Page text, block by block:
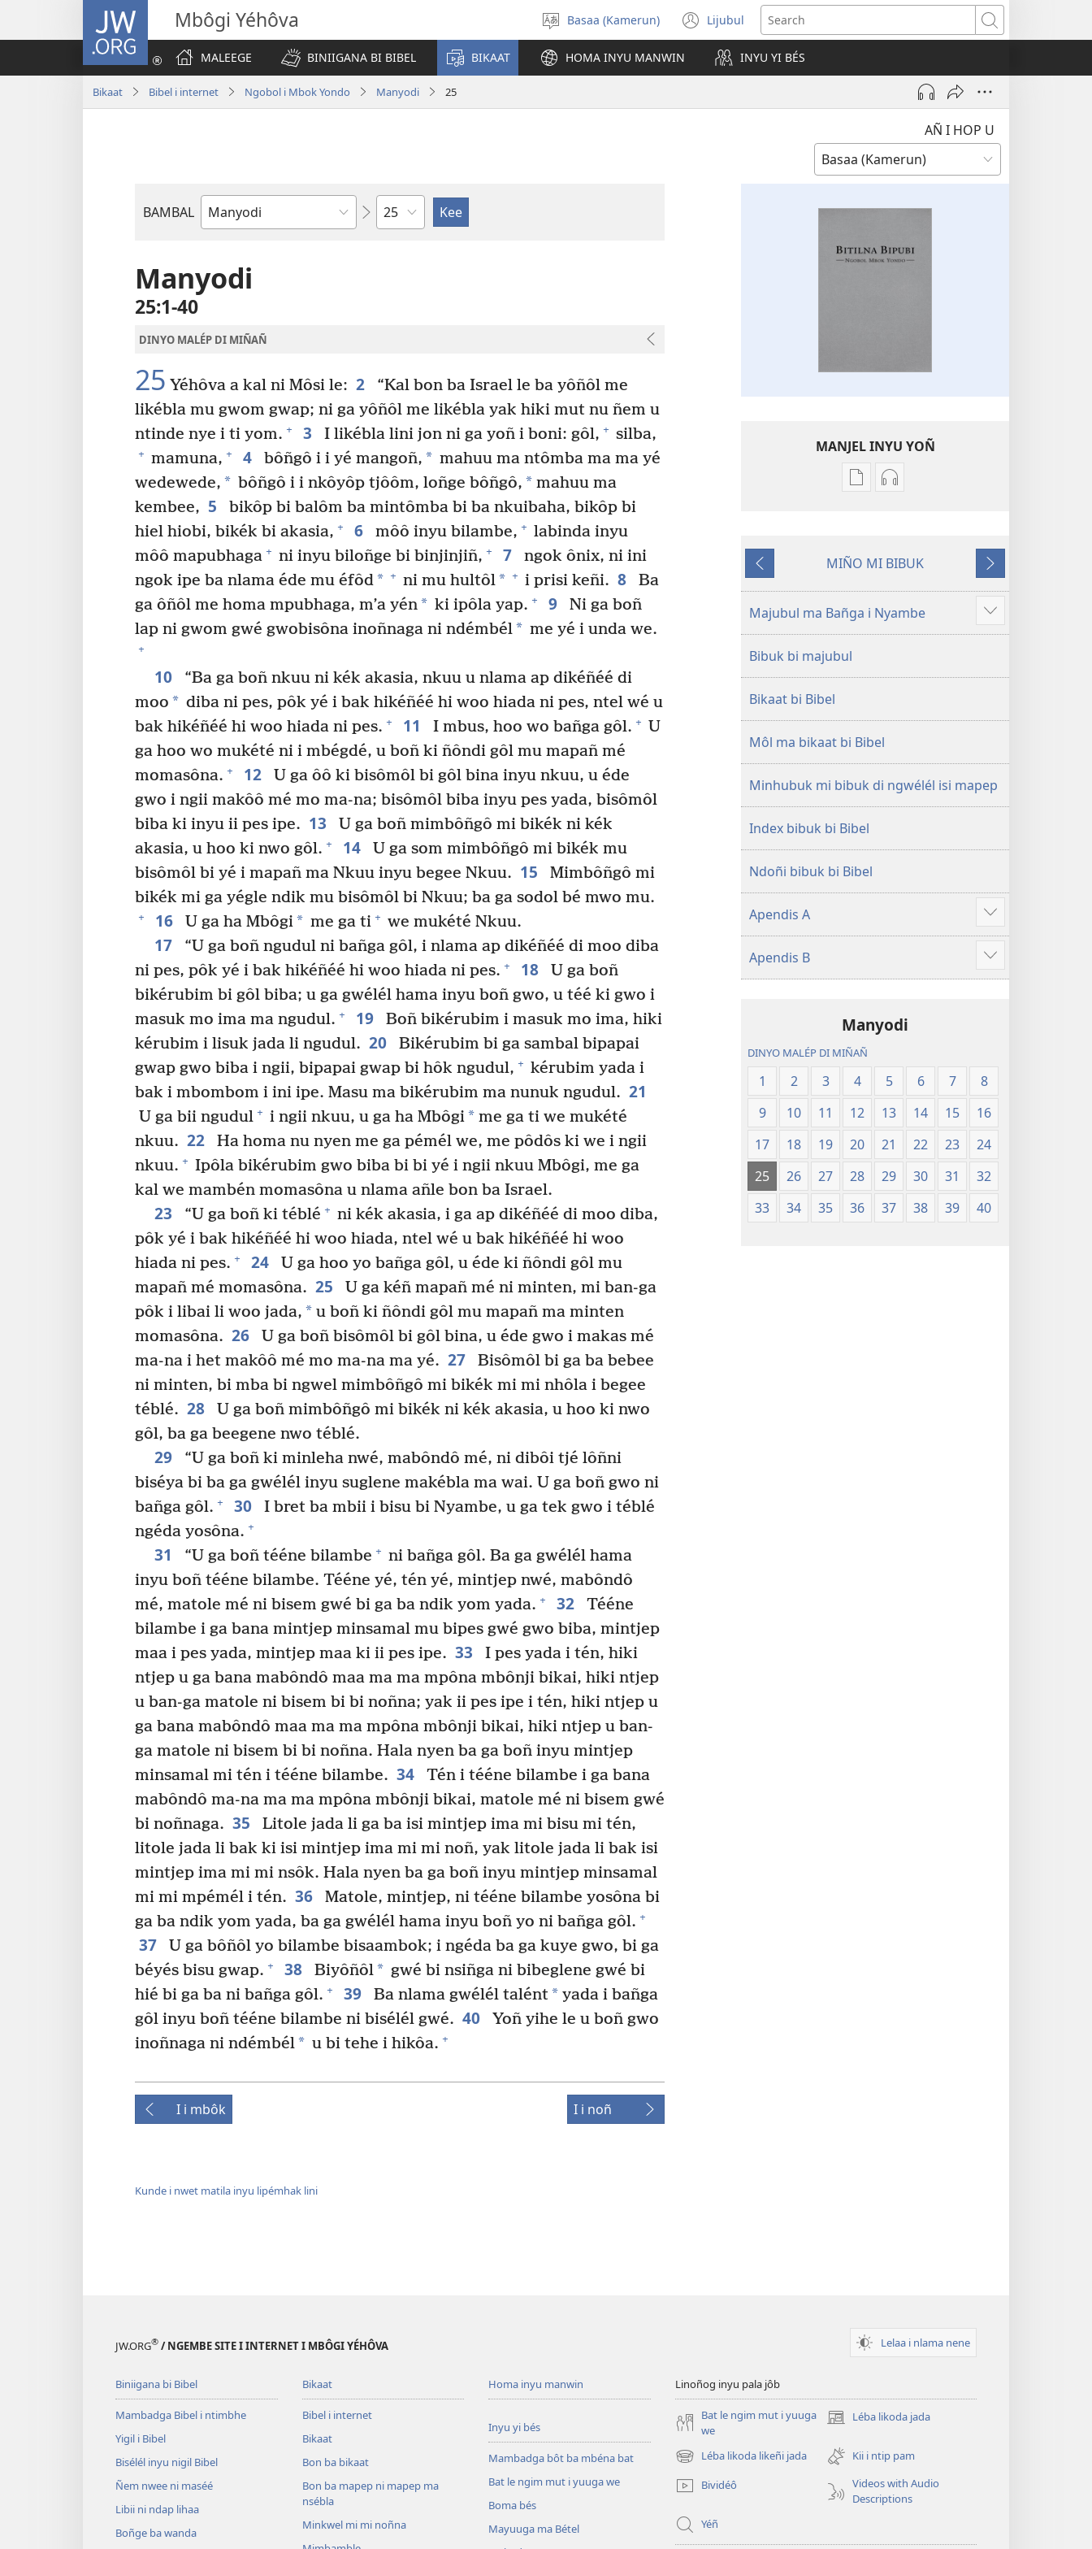
JW.ORG Mbôgi Yéhôva
Pohol
hilémb
Basaa (Kamerun) Lijubul
(opens
new
window)
Search
MALEEGE
BINIIGANA BI BIBEL BIKAAT HOMA INYU MANWIN INYU YI BÉS
Bikaat Bibel i internet Ngobol i Mbok Yondo Manyodi 25
AÑ I HOP U
BAMBAL
Kaat
Pes
Manyodi
25:1-40
DINYO MALÉP DI MIÑAÑ
25 Yéhôva a kal ni Môsi le: 2
“Kal bon ba Israel le ba yôñôl me
likébla mu gwom gwap; ni ga yôñôl me likébla yak hiki mut nu ñem u
ntinde nye i ti yom. + 3 I likébla lini jon ni ga yoñ i boni: gôl, + silba,
+ mamuna, + 4 bôñgô i i yé mangoñ, * mahuu ma ntômba ma ma yé
wedewede, * bôñgô i i nkôyôp tjôôm, loñge bôñgô, * mahuu ma
kembee, 5
bikôp bi balôm ba mintômba bi ba nkuibaha, bikôp bi
hiel hiobi, bikék bi akasia, + 6 môô inyu bilambe, + labinda inyu
môô mapubhaga + ni inyu biloñge bi binjinjiñ, + 7
ngok ônix, ni ini
ngok ipe ba nlama éde mu éfôd* + ni mu hultôl* + i prisi keñi. 8
Ba
ga ôñôl me homa mpubhaga, m’a yén* ki ipôla yap. + 9
Ni ga boñ
lap ni gwom gwé gwobisôna inoñnaga ni ndémbél* me yé i unda we.
+
10
“Ba ga boñ nkuu ni kék akasia, nkuu u nlama ap dikéñéé di
moo * diba ni pes, pôk yé i bak hikéñéé hi woo hiada ni pes, ntel wé u
bak hikéñéé hi woo hiada ni pes. + 11 I mbus, hoo wo bañga gôl. + U
ga hoo wo mukété ni i mbégdé, u boñ ki ñôndi gôl mu mapañ mé
momasôna. + 12
U ga ôô ki bisômôl bi gôl bina inyu nkuu, u éde
gwo i ngii makôô mé mo ma-na; bisômôl biba inyu pes yada, bisômôl
biba ki inyu ii pes ipe. 13
U ga boñ mimbôñgô mi bikék ni kék
akasia, u hoo ki nwo gôl. + 14
U ga som mimbôñgô mi bikék mu
bisômôl bi yé i mapañ ma Nkuu inyu begee Nkuu. 15
Mimbôñgô mi
bikék mi ga yégle ndik mu bisômôl bi Nkuu; ba ga sodol bé mwo mu.
+ 16 U ga ha Mbôgi* me ga ti + we mukété Nkuu.
17
“U ga boñ ngudul ni bañga gôl, i nlama ap dikéñéé di moo diba
ni pes, pôk yé i bak hikéñéé hi woo hiada ni pes. + 18
U ga boñ
bikérubim bi gôl biba; u ga gwélél hama inyu boñ gwo, u téé ki gwo i
masuk mo ima ma ngudul. + 19
Boñ bikérubim i masuk mo ima, hiki
kérubim i lisuk jada li ngudul. 20
Bikérubim bi ga sambal bipapai
gwap gwo biba i ngii, bipapai gwap bi hôk ngudul, + kérubim yada i
bak i mbombom i ini ipe. Masu ma bikérubim ma nunuk ngudul. 21
U ga bii ngudul + i ngii nkuu, u ga ha Mbôgi* me ga ti we mukété
nkuu. 22
Ha homa nu nyen me ga pémél we, me pôdôs ki we i ngii
nkuu. + Ipôla bikérubim gwo biba bi bi yé i ngii nkuu Mbôgi, me ga
kal we mambén momasôna u nlama añle bon ba Israel.
23 “U ga boñ ki téblé + ni kék akasia, i ga ap dikéñéé di moo diba,
pôk yé i bak hikéñéé hi woo hiada, ntel wé u bak hikéñéé hi woo
hiada ni pes. + 24
U ga hoo yo bañga gôl, u éde ki ñôndi gôl mu
mapañ mé momasôna. 25
U ga kéñ mapañ mé ni minten, mi ban-ga
pôk i libai li woo jada, * u boñ ki ñôndi gôl mu mapañ ma minten
momasôna. 26
U ga boñ bisômôl bi gôl bina, u éde gwo i makas mé
ma-na i het makôô mé mo ma-na ma yé. 27
Bisômôl bi ga ba bebee
ni minten, bi mba bi ngwel mimbôñgô mi bikék mi mi nhôla i begee
téblé. 28
U ga boñ mimbôñgô mi bikék ni kék akasia, u hoo ki nwo
gôl, ba ga beegene nwo téblé.
29
“U ga boñ ki minleha nwé, mabôndô mé, ni dibôi tjé lôñni
biséya bi ba ga gwélél inyu suglene makébla ma wai. U ga boñ gwo ni
bañga gôl. + 30
I bret ba mbii i bisu bi Nyambe, u ga tek gwo i téblé
ngéda yosôna. +
31 “U ga boñ tééne bilambe + ni bañga gôl. Ba ga gwélél hama
inyu boñ tééne bilambe. Tééne yé, tén yé, mintjep nwé, mabôndô
mé, matole mé ni bisem gwé bi ga ba ndik yom yada. + 32
Tééne
bilambe i ga bana mintjep minsamal mu bipes gwé gwo biba, mintjep
maa i pes yada, mintjep maa ki ii pes ipe. 33
I pes yada i tén, hiki
ntjep u ga bana mabôndô maa ma ma mpôna mbônji bikai, hiki ntjep
u ban-ga matole ni bisem bi bi noñna; yak ii pes ipe i tén, hiki ntjep u
ga bana mabôndô maa ma ma mpôna mbônji bikai, hiki ntjep u ban-
ga matole ni bisem bi bi noñna. Hala nyen ba ga boñ inyu mintjep
minsamal mi tén i tééne bilambe. 34
Tén i tééne bilambe i ga bana
mabôndô ma-na ma ma mpôna mbônji bikai, matole mé ni bisem gwé
bi noñnaga. 35
Litole jada li ga ba isi mintjep ima mi bisu mi tén,
litole jada li bak ki isi mintjep ima mi mi noñ, yak litole jada li bak isi
mintjep ima mi mi nsôk. Hala nyen ba ga boñ inyu mintjep minsamal
mi mi mpémél i tén. 36
Matole, mintjep, ni tééne bilambe yosôna bi
ga ba ndik yom yada, ba ga gwélél hama inyu boñ yo ni bañga gôl. +
37
U ga bôñôl yo bilambe bisaambok; i ngéda ba ga kuye gwo, bi ga
béyés bisu gwap. + 38 Biyôñôl* gwé bi nsiñga ni bibeglene gwé bi
hié bi ga ba ni bañga gôl. + 39 Ba nlama gwélél talént*yada i bañga
gôl inyu boñ tééne bilambe ni bisélél gwé. 40
Yoñ yihe le u boñ gwo
inoñnaga ni ndémbél* u bi tehe i hikôa. +
I i mbôk I i noñ
Kunde i nwet matila inyu lipémhak lini
MANJEL INYU YOÑ
Manjel
bi
Bitilna
Bipubi.
yondo
Manjel
(audiô)
Bipubi.
Ngobol
i
mbôk
MIÑO MI BIBUK
i
noñ
Majubul ma Bañga i Nyambe
Show
more
Bibuk bi majubul
Bikaat bi Bibel
Môl ma bikaat bi Bibel
Minhubuk mi bibuk di ngwélél isi mapep
Index bibuk bi Bibel
Ndoñi bibuk bi Bibel
Apendis A
Show
more
Apendis B
Show
more
Manyodi
DINYO MALÉP DI MIÑAÑ
1 2 3 4 5 6 7
8
9
10 11 12 13 14 15
16
17
18 19 20 21 22 23
24
25
26 27 28 29 30 31
32
33
34 35 36 37 38 39 40
JW.ORG® / NGEMBE SITE I INTERNET I MBÔGI YÉHÔVA Lelaa i nlama nene
Biniigana bi Bibel
Mambadga Bibel i ntimbhe
Yigil i Bibel
Bisélél inyu nigil Bibel
Ñem nwee ni maséé
Libii ni ndap lihaa
Boñge ba wanda
Bikaat
Bibel i internet
Bikaat
Bon ba bikaat
Bon ba mapep ni mapep ma
nsébla
Minkwel mi mi noñna
Homa inyu manwin
Inyu yi bés
Mambadga bôt ba mbéna bat
Bat le ngim mut i yuuga we
Boma bés
Mayuuga ma Bétel
Linoñog inyu pala jôb
Bat le ngim mut i yuuga
we
Léba likoda jada
(opens
window)
Léba likoda likeñi jada
(opens
new
window)
Kii i ntip pam
Bividéô
Videos with Audio
Descriptions
Yéñ